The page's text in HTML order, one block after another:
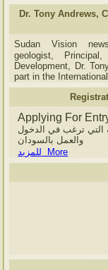
Dr. Tony Andrews,
Sudan Vision
geologist,
Development, Dr.
part in the
Applying For
التي ترغب في الدخول
والعمل بالسودان
للمزيد More